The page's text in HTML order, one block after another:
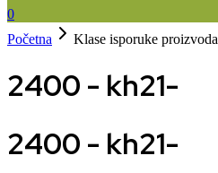
0
Početna
Klase isporuke proizvoda
2400 - kh21-
2400 - kh21-